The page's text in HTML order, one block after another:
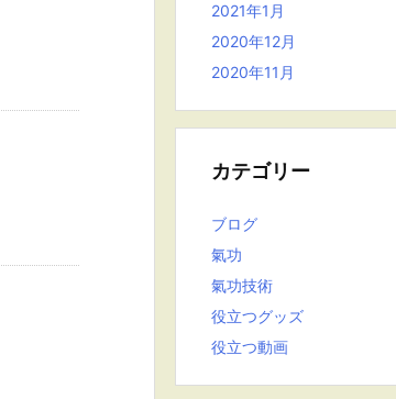
2021年1月
2020年12月
2020年11月
カテゴリー
ブログ
氣功
氣功技術
役立つグッズ
役立つ動画